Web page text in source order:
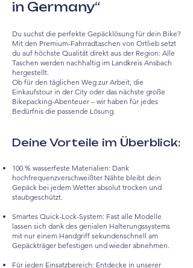
in Germany“
Du suchst die perfekte Gepäcklösung für dein Bike?
Mit den Premium-Fahrradtaschen von Ortlieb setzt
du auf höchste Qualität direkt aus der Region: Alle
Taschen werden nachhaltig im Landkreis Ansbach
hergestellt.
Ob für den täglichen Weg zur Arbeit, die
Einkaufstour in der City oder das nächste große
Bikepacking-Abenteuer – wir haben für jedes
Bedürfnis die passende Lösung.
Deine Vorteile im Überblick:
100 % wasserfeste Materialien: Dank
hochfrequenzverschweißter Nähte bleibt dein
Gepäck bei jedem Wetter absolut trocken und
staubgeschützt.
Smartes Quick-Lock-System: Fast alle Modelle
lassen sich dank des genialen Halterungssystems
mit nur einem Handgriff sekundenschnell am
Gepäckträger befestigen und wieder abnehmen.
Für jeden Einsatzbereich: Entdecke in unserer